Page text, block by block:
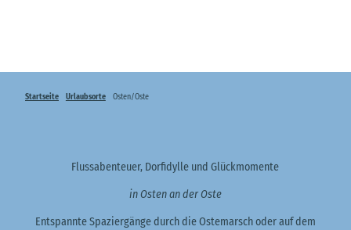
Startseite Urlaubsorte Osten/Oste
Flussabenteuer, Dorfidylle und Glückmomente
in Osten an der Oste
Entspannte Spaziergänge durch die Ostemarsch oder auf dem